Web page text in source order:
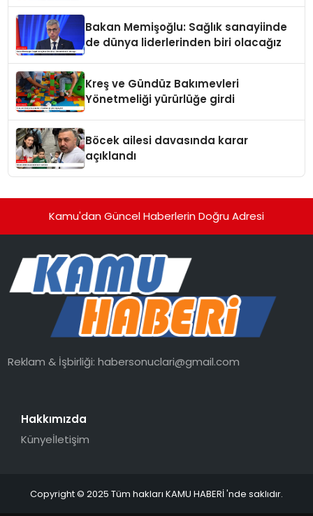
Bakan Memişoğlu: Sağlık sanayiinde
de dünya liderlerinden biri olacağız
Kreş ve Gündüz Bakımevleri
Yönetmeliği yürürlüğe girdi
Böcek ailesi davasında karar
açıklandı
Kamu'dan Güncel Haberlerin Doğru Adresi
Reklam & İşbirliği:habersonuclari@gmail.com
Hakkımızda
Künyeİletişim
Copyright © 2025 Tüm hakları KAMU HABERİ 'nde saklıdır.